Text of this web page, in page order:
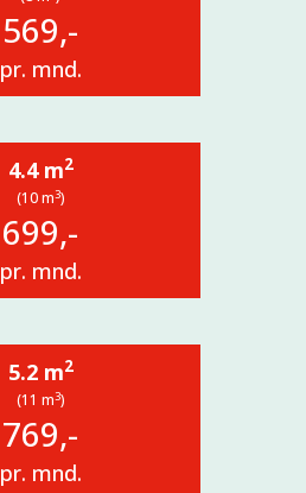
569,-
pr. mnd.
4.4 m2
(10 m3)
699,-
pr. mnd.
5.2 m2
(11 m3)
769,-
pr. mnd.